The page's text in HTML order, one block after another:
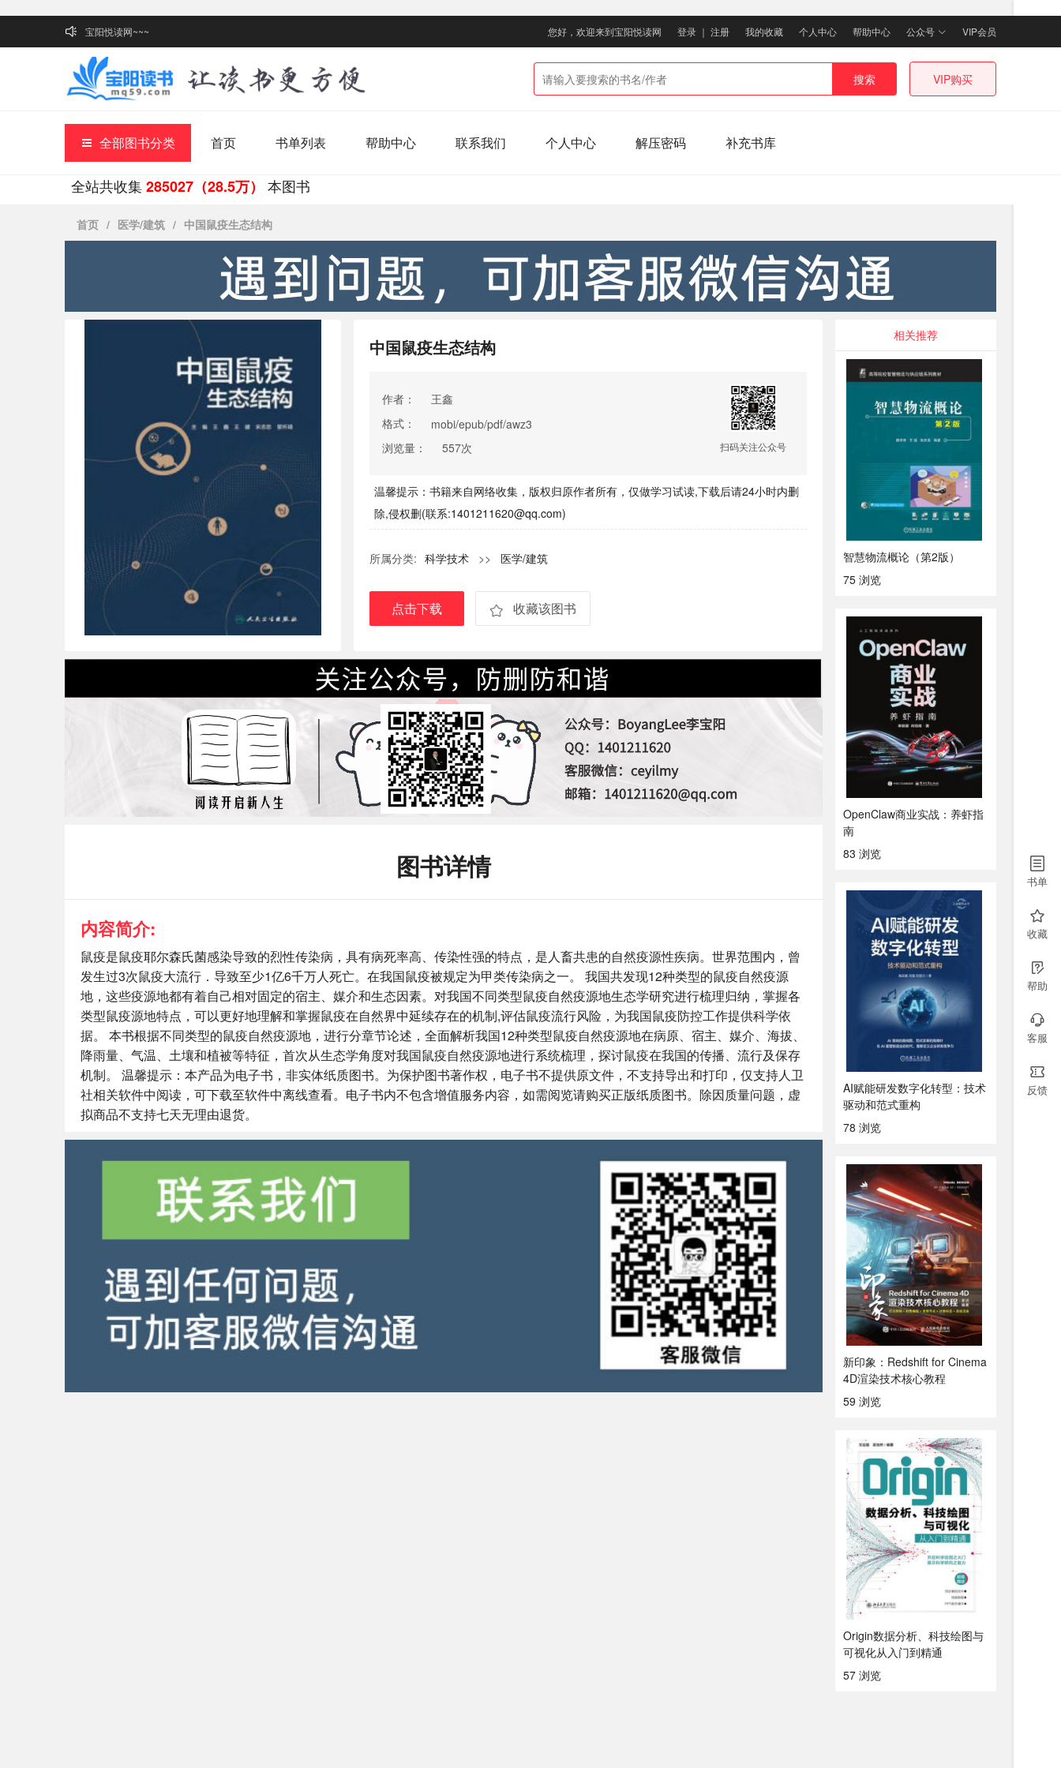
宝阳悦读网~~~ 您好，欢迎来到宝阳悦读网 登录 ｜ 注册 我的收藏 个人中心 帮助中心 公众号 VIP会员
搜索 VIP购买
全部图书分类 首页 书单列表 帮助中心 联系我们 个人中心 解压密码 补充书库
全站共收集285027（28.5万） 本图书
首页 / 医学/建筑 / 中国鼠疫生态结构
中国鼠疫生态结构
作者：
王鑫
格式：
mobi/epub/pdf/awz3
浏览量：
557次 扫码关注公众号
温馨提示：书籍来自网络收集，版权归原作者所有，仅做学习试读,下载后请24小时内删
除,侵权删(联系:1401211620@qq.com)
所属分类: 科学技术 >> 医学/建筑
点击下载 收藏该图书
图书详情
内容简介:
鼠疫是鼠疫耶尔森氏菌感染导致的烈性传染病，具有病死率高、传染性强的特点，是人畜共患的自然疫源性疾病。世界范围内，曾
发生过3次鼠疫大流行．导致至少1亿6千万人死亡。在我国鼠疫被规定为甲类传染病之一。 我国共发现12种类型的鼠疫自然疫源
地，这些疫源地都有着自己相对固定的宿主、媒介和生态因素。对我国不同类型鼠疫自然疫源地生态学研究进行梳理归纳，掌握各
类型鼠疫源地特点，可以更好地理解和掌握鼠疫在自然界中延续存在的机制,评估鼠疫流行风险，为我国鼠疫防控工作提供科学依
据。 本书根据不同类型的鼠疫自然疫源地，进行分章节论述，全面解析我国12种类型鼠疫自然疫源地在病原、宿主、媒介、海拔、
降雨量、气温、土壤和植被等特征，首次从生态学角度对我国鼠疫自然疫源地进行系统梳理，探讨鼠疫在我国的传播、流行及保存
机制。 温馨提示：本产品为电子书，非实体纸质图书。为保护图书著作权，电子书不提供原文件，不支持导出和打印，仅支持人卫
社相关软件中阅读，可下载至软件中离线查看。电子书内不包含增值服务内容，如需阅览请购买正版纸质图书。除因质量问题，虚
拟商品不支持七天无理由退货。
相关推荐
智慧物流概论（第2版）
75 浏览
OpenClaw商业实战：养虾指
南
83 浏览
AI赋能研发数字化转型：技术
驱动和范式重构
78 浏览
新印象：Redshift for Cinema
4D渲染技术核心教程
59 浏览
Origin数据分析、科技绘图与
可视化从入门到精通
57 浏览
书单
收藏
帮助
客服
反馈